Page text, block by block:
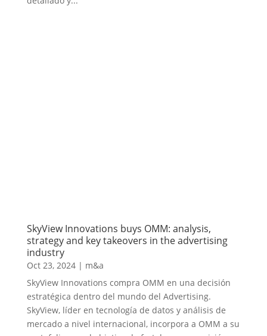
SkyView Innovations buys OMM: analysis,
strategy and key takeovers in the advertising
industry
Oct 23, 2024| m&a
SkyView Innovations compra OMM en una decisión
estratégica dentro del mundo del Advertising.
SkyView, líder en tecnología de datos y análisis de
mercado a nivel internacional, incorpora a OMM a su